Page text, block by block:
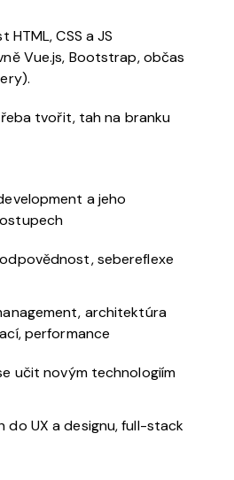
HTML, CSS a JS
Vue.js, Bootstrap, občas
tvořit, tah na branku
a jeho
sebereflexe
architektúra
performance
učit novým technologiím
do UX a designu, full-stack